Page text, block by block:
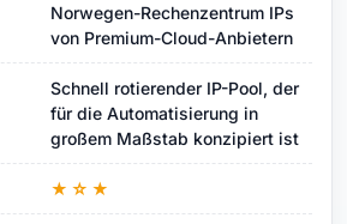
Norwegen-Rechenzentrum IPs
von Premium-Cloud-Anbietern
Schnell rotierender IP-Pool, der
für die Automatisierung in
großem Maßstab konzipiert ist
★☆★